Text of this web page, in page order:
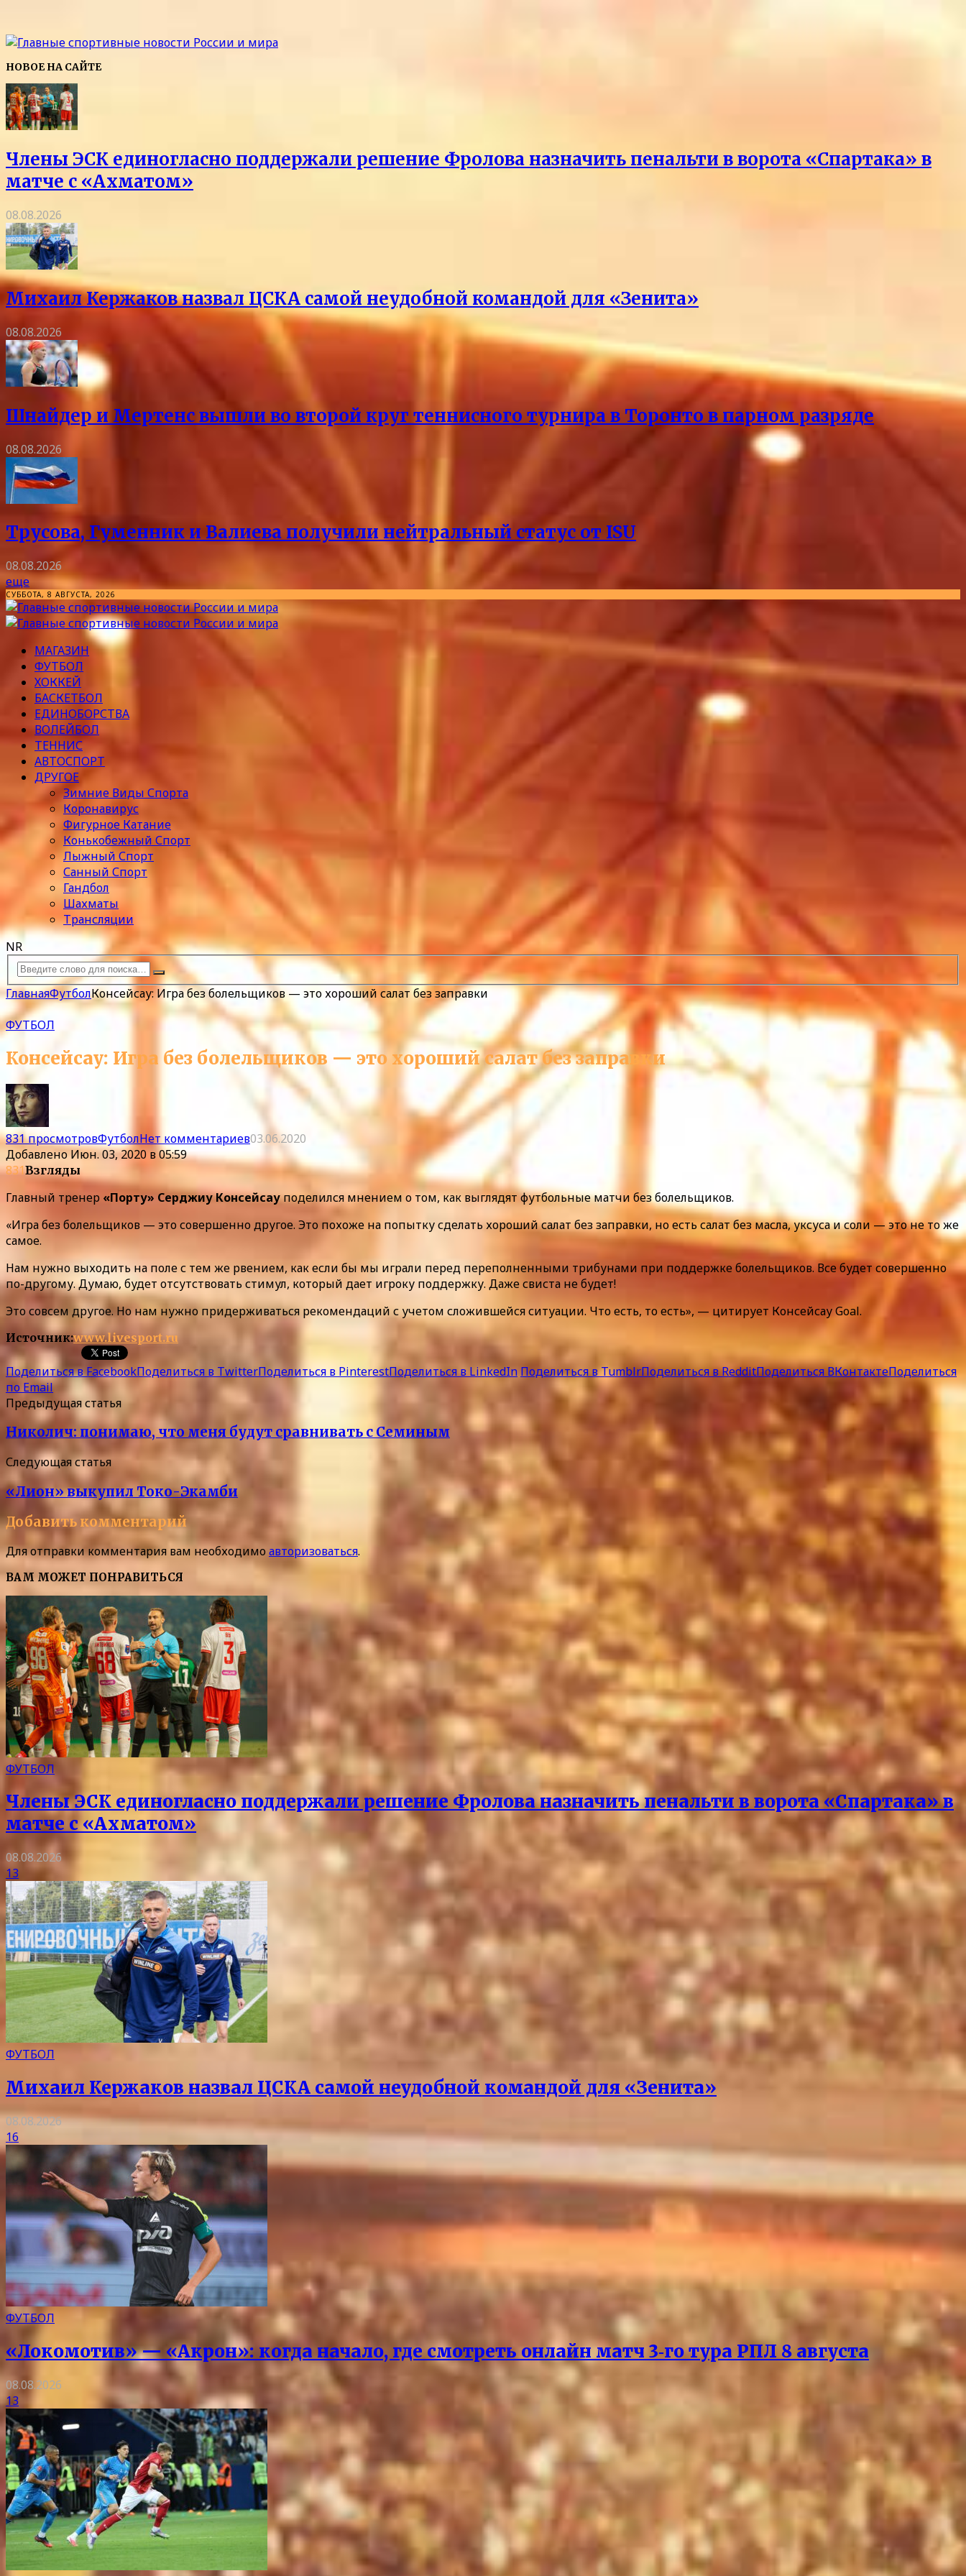
НОВОЕ НА САЙТЕ
Члены ЭСК единогласно поддержали решение Фролова назначить пенальти в ворота «Спартака» в
матче с «Ахматом»
08.08.2026
Михаил Кержаков назвал ЦСКА самой неудобной командой для «Зенита»
08.08.2026
Шнайдер и Мертенс вышли во второй круг теннисного турнира в Торонто в парном разряде
08.08.2026
Трусова, Гуменник и Валиева получили нейтральный статус от ISU
08.08.2026
еще
СУББОТА, 8 АВГУСТА, 2026
МАГАЗИН
ФУТБОЛ
ХОККЕЙ
БАСКЕТБОЛ
ЕДИНОБОРСТВА
ВОЛЕЙБОЛ
ТЕННИС
АВТОСПОРТ
ДРУГОЕ
Зимние Виды Спорта
Коронавирус
Фигурное Катание
Конькобежный Спорт
Лыжный Спорт
Санный Спорт
Гандбол
Шахматы
Трансляции
NR
ГлавнаяФутболКонсейсау: Игра без болельщиков — это хороший салат без заправки
ФУТБОЛ
Консейсау: Игра без болельщиков — это хороший салат без заправки
831 просмотровФутболНет комментариев03.06.2020
Добавлено Июн. 03, 2020 в 05:59
831Взгляды
Главный тренер «Порту» Серджиу Консейсауподелился мнением о том, как выглядят футбольные матчи без болельщиков.
«Игра без болельщиков — это совершенно другое. Это похоже на попытку сделать хороший салат без заправки, но есть салат без масла, уксуса и соли — это не то же
самое.
Нам нужно выходить на поле с тем же рвением, как если бы мы играли перед переполненными трибунами при поддержке болельщиков. Все будет совершенно
по-другому. Думаю, будет отсутствовать стимул, который дает игроку поддержку. Даже свиста не будет!
Это совсем другое. Но нам нужно придерживаться рекомендаций с учетом сложившейся ситуации. Что есть, то есть», — цитирует Консейсау Goal.
Источник:www.livesport.ru
Поделиться в FacebookПоделиться в TwitterПоделиться в PinterestПоделиться в LinkedIn Поделиться в TumblrПоделиться в RedditПоделиться ВКонтактеПоделиться
по Email
Предыдущая статья
Николич: понимаю, что меня будут сравнивать с Семиным
Следующая статья
«Лион» выкупил Токо-Экамби
Добавить комментарий
Для отправки комментария вам необходимоавторизоваться.
ВАМ МОЖЕТ ПОНРАВИТЬСЯ
ФУТБОЛ
Члены ЭСК единогласно поддержали решение Фролова назначить пенальти в ворота «Спартака» в
матче с «Ахматом»
08.08.2026
13
ФУТБОЛ
Михаил Кержаков назвал ЦСКА самой неудобной командой для «Зенита»
08.08.2026
16
ФУТБОЛ
«Локомотив» — «Акрон»: когда начало, где смотреть онлайн матч 3‑го тура РПЛ 8 августа
08.08.2026
13